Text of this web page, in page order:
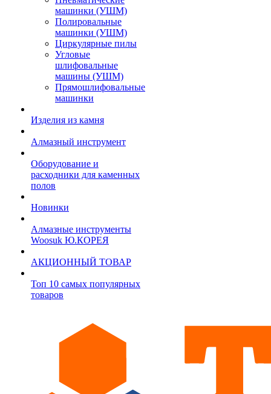
машинки (УШМ)
Полировальные
машинки (УШМ)
Циркулярные пилы
Угловые
шлифовальные
машины (УШМ)
Прямошлифовальные
машинки
Изделия из камня
Алмазный инструмент
Оборудование и
расходники для каменных
полов
Новинки
Алмазные инструменты
Woosuk Ю.КОРЕЯ
АКЦИОННЫЙ ТОВАР
Топ 10 самых популярных
товаров